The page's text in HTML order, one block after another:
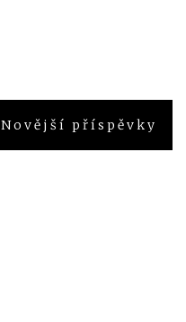
Novější příspěvky